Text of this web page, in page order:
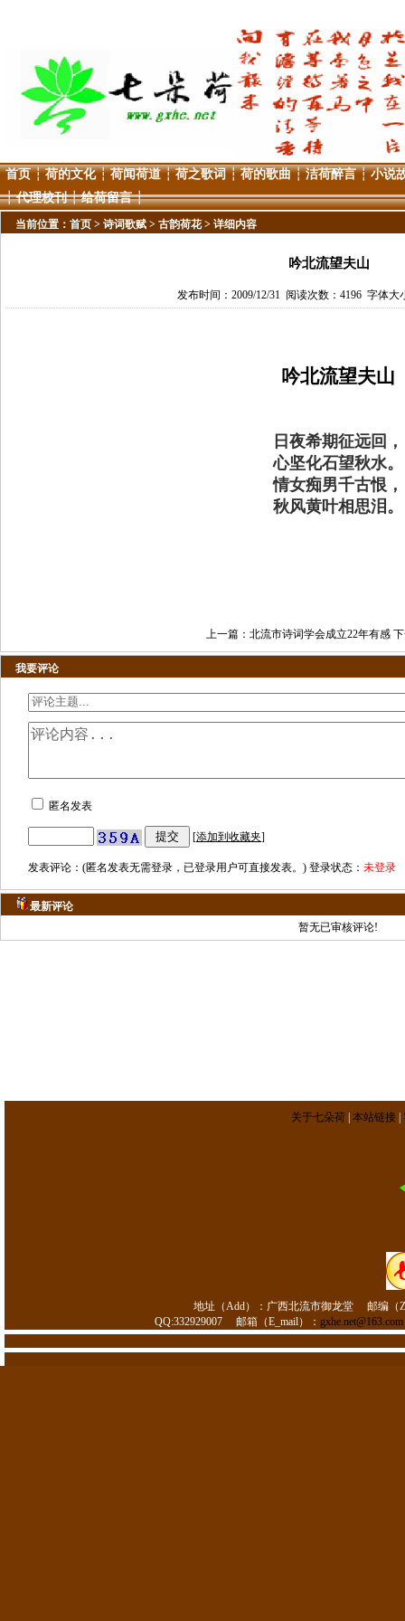
首页 ┆ 荷的文化 ┆ 荷闻荷道 ┆ 荷之歌词 ┆ 荷的歌曲 ┆ 洁荷醉言 ┆ 小说
┆ 代理校刊 ┆ 给荷留言 ┆
当前位置： 首页 > 诗词歌赋 > 古韵荷花> 详细内容
吟北流望夫山
发布时间：2009/12/31 阅读次数：4196 字体大
吟北流望夫山
日夜希期征远回，
心坚化石望秋水。
情女痴男千古恨，
秋风黄叶相思泪。
上一篇： 北流市诗词学会成立22年有感
我要评论
匿名发表
[添加到收藏夹]
发表评论：(匿名发表无需登录，已登录用户可直接发表。) 登录状态： 未登录
最新评论
暂无已审核评论!
关于七朵荷 本站链接|
地址（Add）： 广西北流市御龙堂 邮编（
QQ:332929007 邮箱（E_mail）： gxhe.net@163.com